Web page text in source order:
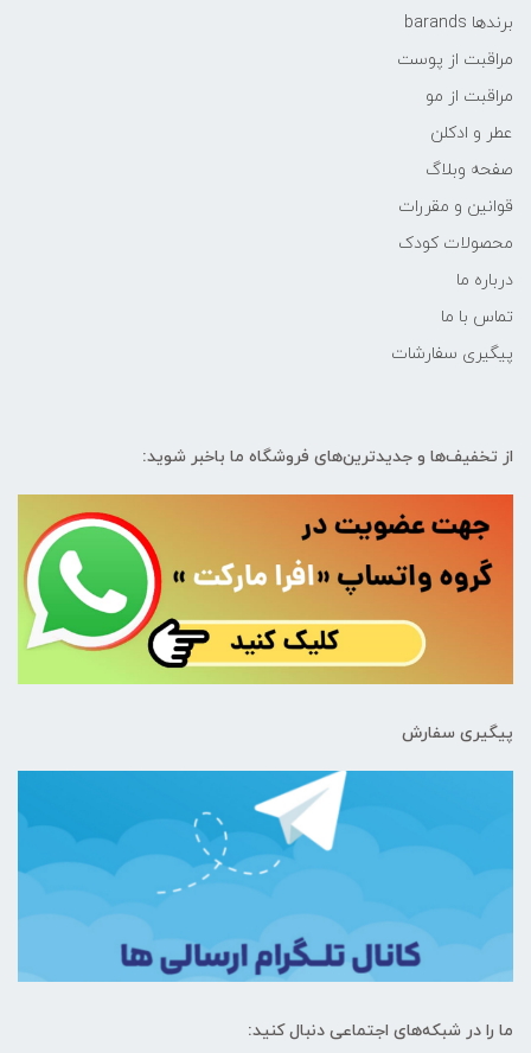
برندها barands
مراقبت از پوست
مراقبت از مو
عطر و ادکلن
صفحه وبلاگ
قوانین و مقررات
محصولات کودک
درباره ما
تماس با ما
پیگیری سفارشات
از تخفیف‌ها و جدیدترین‌های فروشگاه ما باخبر شوید:
پیگیری سفارش
ما را در شبکه‌های اجتماعی دنبال کنید: